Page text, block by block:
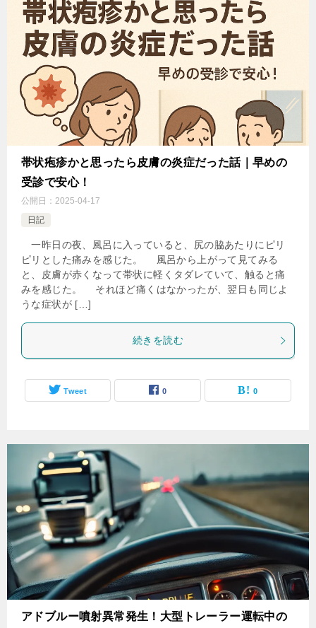
帯状疱疹かと思ったら皮膚の炎症だった話｜早めの
受診で安心！
公開日： 2025-04-17
日記
一昨日の夜、風呂に入っていると、尻の脇あたりにピリ
ピリとした痛みを感じた。 風呂から上がって見てみる
と、皮膚が赤くなって帯状に軽くタダレていて、触ると痛
みを感じた。 それほど痛くはなかったが、翌日も同じよ
うな症状が […]
続きを読む
Tweet 0 0
アドブルー噴射異常発生！大型トレーラー運転中の